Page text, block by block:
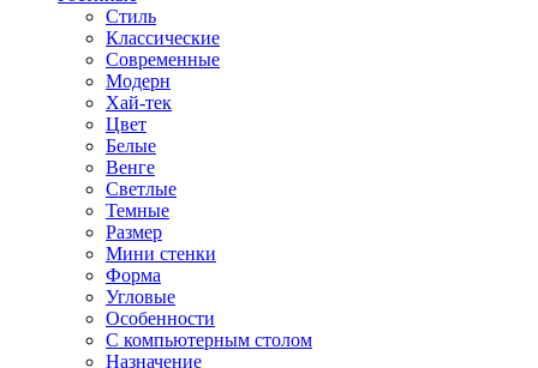
Стиль
Классические
Современные
Модерн
Хай-тек
Цвет
Белые
Венге
Светлые
Темные
Размер
Мини стенки
Форма
Угловые
Особенности
С компьютерным столом
Назначение